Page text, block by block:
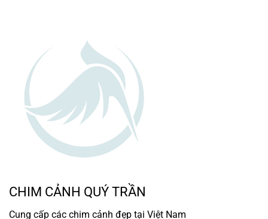
CHIM CẢNH QUÝ TRẦN
Cung cấp các chim cảnh đẹp tại Việt Nam